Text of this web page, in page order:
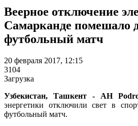
Веерное отключение
Самарканде помешало
футбольный матч
20 февраля 2017, 12:15
3104
Загрузка
Узбекистан, Ташкент - АН
энергетики отключили свет в
футбольный матч.